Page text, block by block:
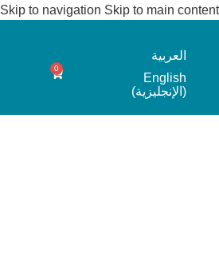
Skip to navigation Skip to main content
العربية
English
(الإنجليزية)
0